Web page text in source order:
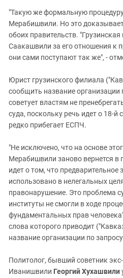
"Такую же формальную
Мерабишвили. Но это
обоих правительств.
Саакашвили за его отношения к
они сами поступают так же", -
Юрист грузинского филиала
сообщить название организации
советует властям не
суда, поскольку речь идет о 18-й
редко прибегает ЕСПЧ.
"Не исключено, что на основе
Мерабишвили заново вернется в
идет о том, что
использовано в нелегальных
правонарушение. Это проблема
институты не смогли в ходе
фундаментальных прав
слова которого приводит
название организации по
Политолог, бывший советник
Иванишвили Георгий Хухашвили